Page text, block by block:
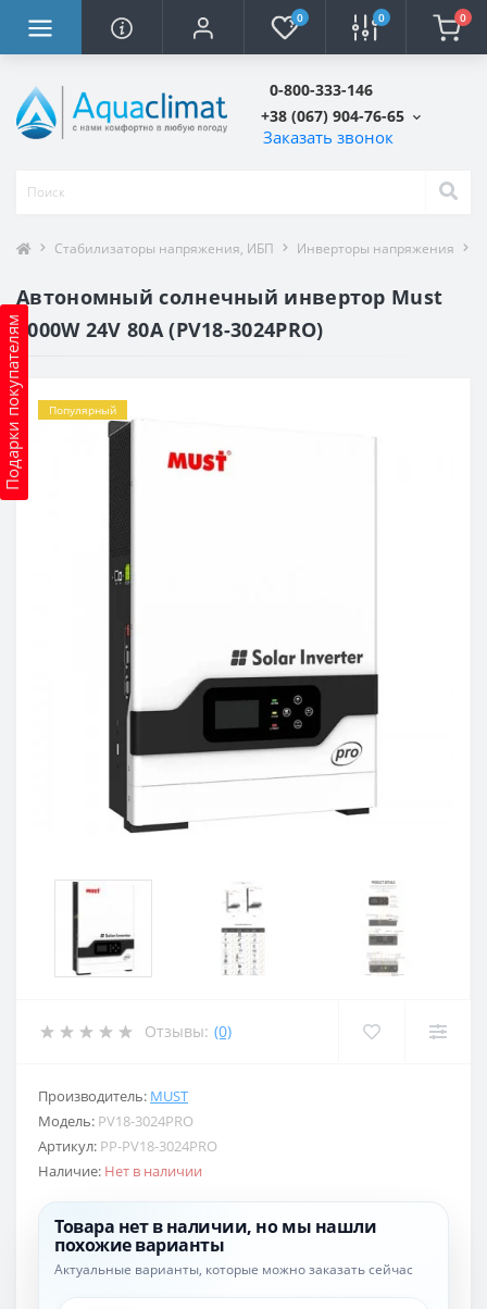
0 0 0
0-800-333-146
+38 (067) 904-76-65
Заказать звонок
Подарки покупателям
Стабилизаторы напряжения, ИБП Инверторы напряжения
Автономный солнечный инвертор Must
3000W 24V 80A (PV18-3024PRO)
Популярный
Отзывы: (0)
Производитель: MUST
Модель: PV18-3024PRO
Артикул: PP-PV18-3024PRO
Наличие: Нет в наличии
Товара нет в наличии, но мы нашли
похожие варианты
Актуальные варианты, которые можно заказать сейчас